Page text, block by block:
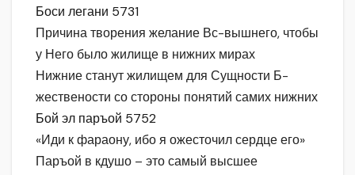
Боси легани 5731
Причина творения желание Вс-вышнего, чтобы
у Него было жилище в нижних мирах
Нижние станут жилищем для Сущности Б-
жествености со стороны понятий самих нижних
Бой эл паръой 5752
«Иди к фараону, ибо я ожесточил сердце его»
Паръой в кдушо – это самый высшее